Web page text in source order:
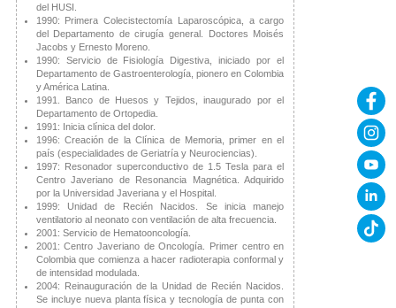
del HUSI.
1990: Primera Colecistectomía Laparoscópica, a cargo
del Departamento de cirugía general. Doctores Moisés
Jacobs y Ernesto Moreno.
1990: Servicio de Fisiología Digestiva, iniciado por el
Departamento de Gastroenterología, pionero en Colombia
y América Latina.
1991. Banco de Huesos y Tejidos, inaugurado por el
Departamento de Ortopedia.
1991: Inicia clínica del dolor.
1996: Creación de la Clínica de Memoria, primer en el
país (especialidades de Geriatría y Neurociencias).
1997: Resonador superconductivo de 1.5 Tesla para el
Centro Javeriano de Resonancia Magnética. Adquirido
por la Universidad Javeriana y el Hospital.
1999: Unidad de Recién Nacidos. Se inicia manejo
ventilatorio al neonato con ventilación de alta frecuencia.
2001: Servicio de Hematooncología.
2001: Centro Javeriano de Oncología. Primer centro en
Colombia que comienza a hacer radioterapia conformal y
de intensidad modulada.
2004: Reinauguración de la Unidad de Recién Nacidos.
Se incluye nueva planta física y tecnología de punta con